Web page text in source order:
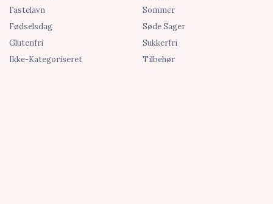
Fastelavn
Fødselsdag
Glutenfri
Ikke-Kategoriseret
Sommer
Søde Sager
Sukkerfri
Tilbehør